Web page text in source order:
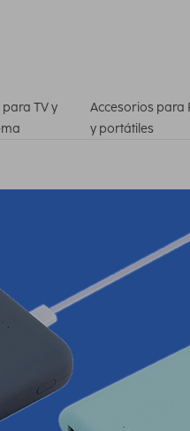
TV y
Accesorios para
y portátiles